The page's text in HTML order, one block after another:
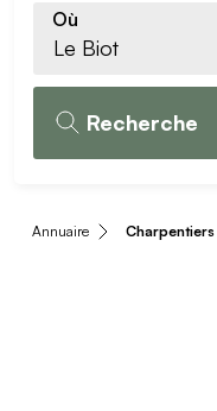
Où
Recherche
Annuaire Charpentiers